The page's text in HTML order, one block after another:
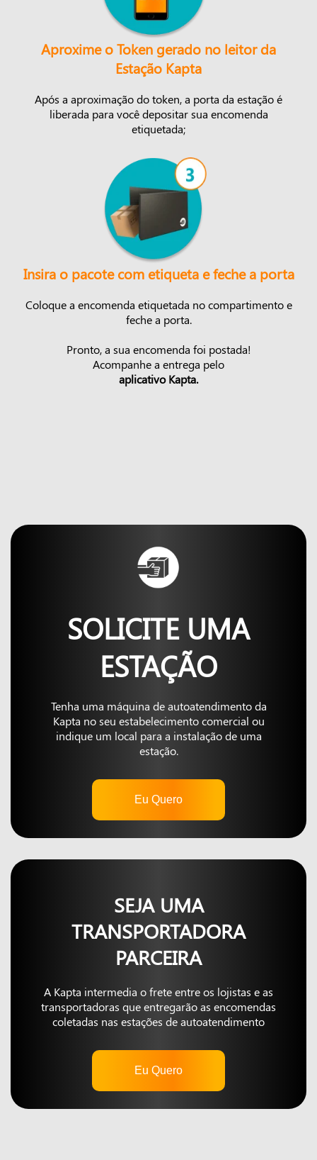
Aproxime o Token gerado no leitor da
Estação Kapta
Após a aproximação do token, a porta da estação é
liberada para você depositar sua encomenda
etiquetada;
Insira o pacote com etiqueta e feche a porta
Coloque a encomenda etiquetada no compartimento e
feche a porta.
Pronto, a sua encomenda foi postada!
Acompanhe a entrega pelo
aplicativo Kapta.
SOLICITE UMA
ESTAÇÃO
Tenha uma máquina de autoatendimento da
Kapta no seu estabelecimento comercial ou
indique um local para a instalação de uma
estação.
Eu Quero
SEJA UMA
TRANSPORTADORA
PARCEIRA
A Kapta intermedia o frete entre os lojistas e as
transportadoras que entregarão as encomendas
coletadas nas estações de autoatendimento
Eu Quero